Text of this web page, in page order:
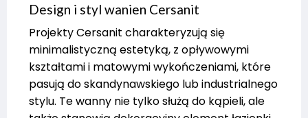
Design i styl wanien Cersanit
Projekty Cersanit charakteryzują się
minimalistyczną estetyką, z opływowymi
kształtami i matowymi wykończeniami, które
pasują do skandynawskiego lub industrialnego
stylu. Te wanny nie tylko służą do kąpieli, ale